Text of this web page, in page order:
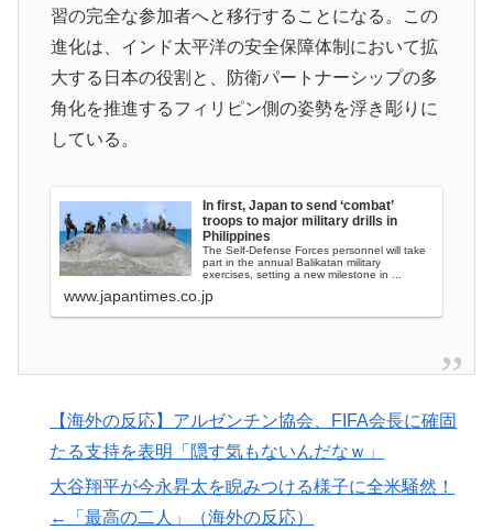
▶ 【海外の反応】アルゼンチン協会、FIFA会長に断固たる
支持を表明「隠す気もないんだなｗ」
▶ ワールドカップは誰のものか FIFA新会社構想が10日
足らずで撤回された理由【海外の反応・解説】
▶ 韓国人「残酷だった日帝強占期前後の写真を見てみよ
海外「剣が二回斬り合っただけで折れるのはどういうこ
となんだ」満点なのに二度と起動しない理由…
外国人「日本の未来は安泰だ」16歳MF三井寺眞、衝撃
ゴール！久保建英超え歴代2位の記録！3得点に絡む活躍
で海外絶賛！【海外の反応】
韓国人「日本のアニメ業界で100年続いている暗黙の伝
【朗報】韓国人「日本のサッカー選手、90年代の映画ス
ターかよ」
▶ 【海外の反応】日本のウェブサイトって質の低いものが
多い気がする → 「日本のIT業界は色々と問題があるか
習の完全な参加者へと移行することになる。この
進化は、インド太平洋の安全保障体制において拡
大する日本の役割と、防衛パートナーシップの多
角化を推進するフィリピン側の姿勢を浮き彫りに
している。
In first, Japan to send ‘combat’
troops to major military drills in
Philippines
The Self-Defense Forces personnel will take
part in the annual Balikatan military
exercises, setting a new milestone in ...
www.japantimes.co.jp
【海外の反応】アルゼンチン協会、FIFA会長に確固
たる支持を表明「隠す気もないんだなｗ」
大谷翔平が今永昇太を睨みつける様子に全米騒然！
←「最高の二人」（海外の反応）